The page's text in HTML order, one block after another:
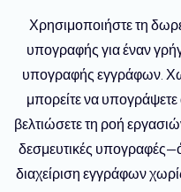
Χρησιμοποιήστε τη
υπογραφής για έναν
υπογραφής εγγράφων.
μπορείτε να
βελτιώσετε τη ροή
δεσμευτικές
διαχείριση εγγράφων